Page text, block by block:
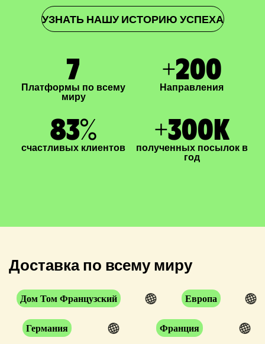
УЗНАТЬ НАШУ ИСТОРИЮ УСПЕХА
7
Платформы по всему
миру
+200
Направления
83%
счастливых клиентов
+300K
полученных посылок в
год
Доставка по всему миру
Дом Том Французский Европа
Германия Франция